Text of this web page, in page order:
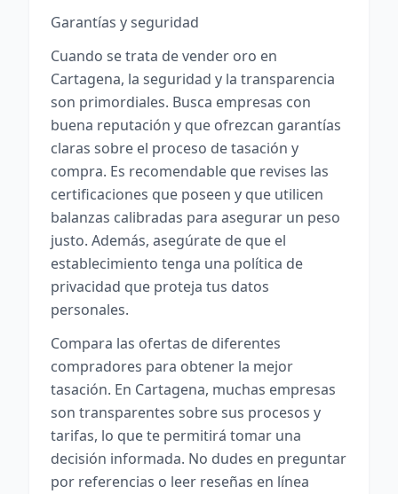
Garantías y seguridad
Cuando se trata de vender oro en
Cartagena, la seguridad y la transparencia
son primordiales. Busca empresas con
buena reputación y que ofrezcan garantías
claras sobre el proceso de tasación y
compra. Es recomendable que revises las
certificaciones que poseen y que utilicen
balanzas calibradas para asegurar un peso
justo. Además, asegúrate de que el
establecimiento tenga una política de
privacidad que proteja tus datos
personales.
Compara las ofertas de diferentes
compradores para obtener la mejor
tasación. En Cartagena, muchas empresas
son transparentes sobre sus procesos y
tarifas, lo que te permitirá tomar una
decisión informada. No dudes en preguntar
por referencias o leer reseñas en línea